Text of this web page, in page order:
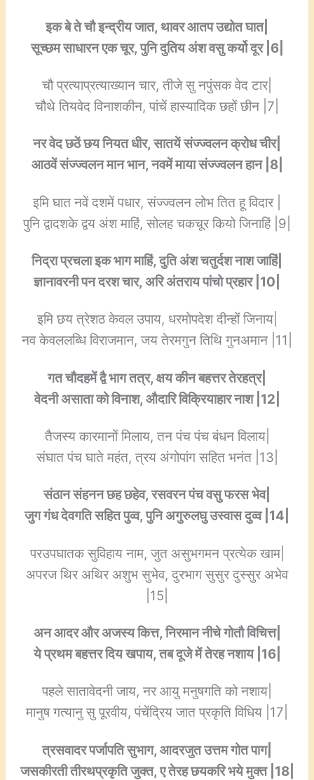
इक बे ते चौ इन्द्रीय जात, थावर आतप उद्योत घात|
सूच्छम साधारन एक चूर, पुनि दुतिय अंश वसु कर्यो दूर |6|
चौ प्रत्याप्रत्याख्यान चार, तीजे सु नपुंसक वेद टार|
चौथे तियवेद विनाशकीन, पांचें हास्यादिक छहों छीन |7|
नर वेद छठें छय नियत धीर, सातयें संज्ज्वलन क्रोध चीर|
आठवें संज्ज्वलन मान भान, नवमें माया संज्ज्वलन हान |8|
इमि घात नवें दशमें पधार, संज्ज्वलन लोभ तित हू विदार |
पुनि द्वादशके द्वय अंश माहिं, सोलह चकचूर कियो जिनाहिं |9|
निद्रा प्रचला इक भाग माहिं, दुति अंश चतुर्दश नाश जाहिं|
ज्ञानावरनी पन दरश चार, अरि अंतराय पांचो प्रहार |10|
इमि छय त्रेशठ केवल उपाय, धरमोपदेश दीन्हों जिनाय|
नव केवललब्धि विराजमान, जय तेरमगुन तिथि गुनअमान |11|
गत चौदहमें द्वै भाग तत्र, क्षय कीन बहत्तर तेरहत्र|
वेदनी असाता को विनाश, औदारि विक्रियाहार नाश |12|
तैजस्य कारमानों मिलाय, तन पंच पंच बंधन विलाय|
संघात पंच घाते महंत, त्रय अंगोपांग सहित भनंत |13|
संठान संहनन छह छहेव, रसवरन पंच वसु फरस भेव|
जुग गंध देवगति सहित पुव्व, पुनि अगुरुलघु उस्वास दुव्व |14|
परउपघातक सुविहाय नाम, जुत असुभगमन प्रत्येक खाम|
अपरज थिर अथिर अशुभ सुभेव, दुरभाग सुसुर दुस्सुर अभेव
|15|
अन आदर और अजस्य कित्त, निरमान नीचे गोतौ विचित्त|
ये प्रथम बहत्तर दिय खपाय, तब दूजे में तेरह नशाय |16|
पहले सातावेदनी जाय, नर आयु मनुषगति को नशाय|
मानुष गत्यानु सु पूरवीय, पंचेंद्रिय जात प्रकृति विधिय |17|
त्रसवादर पर्जापति सुभाग, आदरजुत उत्तम गोत पाग|
जसकीरती तीरथप्रकृति जुक्त, ए तेरह छयकरि भये मुक्त |18|